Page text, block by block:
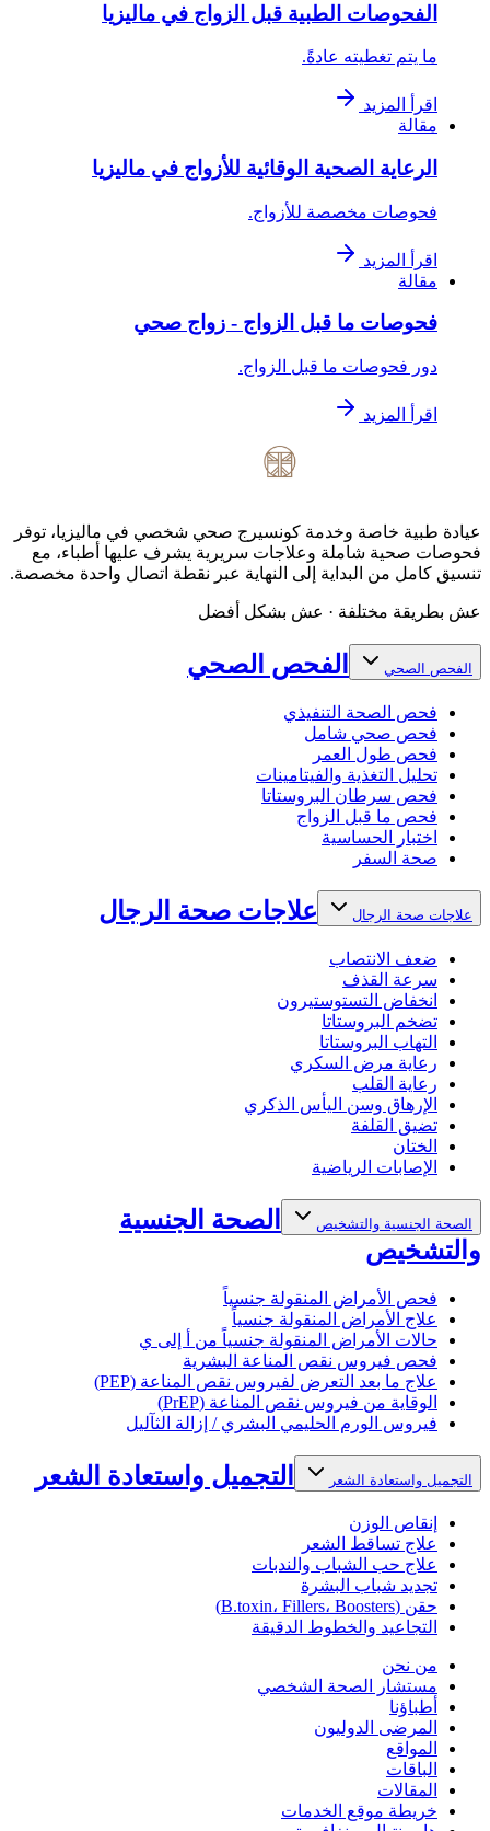
الفحوصات الطبية قبل الزواج في ماليزيا
ما يتم تغطيته عادةً.
اقرأ المزيد
مقالة
الرعاية الصحية الوقائية للأزواج في ماليزيا
فحوصات مخصصة للأزواج.
اقرأ المزيد
مقالة
فحوصات ما قبل الزواج - زواج صحي
دور فحوصات ما قبل الزواج.
اقرأ المزيد
عيادة طبية خاصة وخدمة كونسيرج صحي شخصي في ماليزيا، توفر
فحوصات صحية شاملة وعلاجات سريرية يشرف عليها أطباء، مع
تنسيق كامل من البداية إلى النهاية عبر نقطة اتصال واحدة مخصصة.
عش بطريقة مختلفة · عش بشكل أفضل
الفحص الصحي الفحص الصحي
فحص الصحة التنفيذي
فحص صحي شامل
فحص طول العمر
تحليل التغذية والفيتامينات
فحص سرطان البروستاتا
فحص ما قبل الزواج
اختبار الحساسية
صحة السفر
علاجات صحة الرجال علاجات صحة الرجال
ضعف الانتصاب
سرعة القذف
انخفاض التستوستيرون
تضخم البروستاتا
التهاب البروستاتا
رعاية مرض السكري
رعاية القلب
الإرهاق وسن اليأس الذكري
تضيق القلفة
الختان
الإصابات الرياضية
الصحة الجنسية والتشخيص
الصحة الجنسية
والتشخيص
فحص الأمراض المنقولة جنسياً
علاج الأمراض المنقولة جنسياً
حالات الأمراض المنقولة جنسياً من أ إلى ي
فحص فيروس نقص المناعة البشرية
علاج ما بعد التعرض لفيروس نقص المناعة (PEP)
الوقاية من فيروس نقص المناعة (PrEP)
فيروس الورم الحليمي البشري / إزالة الثآليل
التجميل واستعادة الشعر التجميل واستعادة الشعر
إنقاص الوزن
علاج تساقط الشعر
علاج حب الشباب والندبات
تجديد شباب البشرة
حقن (B.toxin، Fillers، Boosters)
التجاعيد والخطوط الدقيقة
من نحن
مستشار الصحة الشخصي
أطباؤنا
المرضى الدوليون
المواقع
الباقات
المقالات
خريطة موقع الخدمات